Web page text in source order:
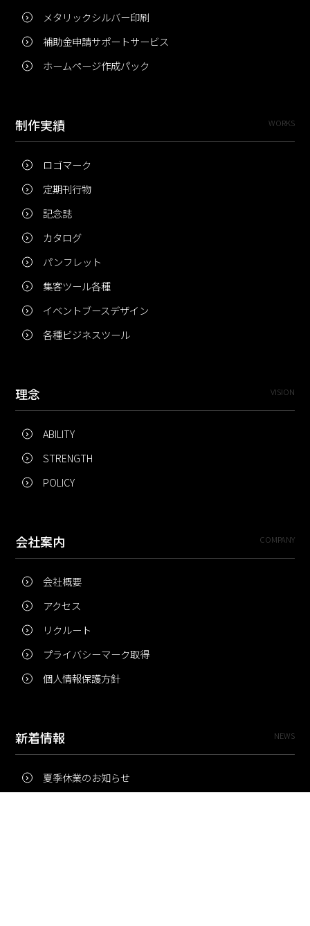
メタリックシルバー印刷
補助金申請サポートサービス
ホームページ作成パック
制作実績 WORKS
ロゴマーク
定期刊行物
記念誌
カタログ
パンフレット
集客ツール各種
イベントブースデザイン
各種ビジネスツール
理念 VISION
ABILITY
STRENGTH
POLICY
会社案内 COMPANY
会社概要
アクセス
リクルート
プライバシーマーク取得
個人情報保護方針
新着情報 NEWS
夏季休業のお知らせ